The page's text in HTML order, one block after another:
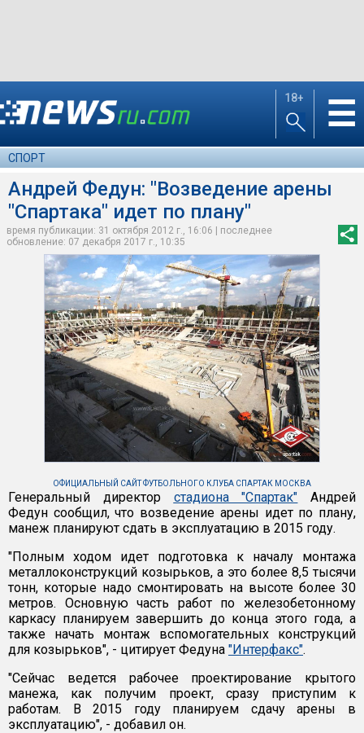
18+ ☰
СПОРТ
Андрей Федун: "Возведение арены
"Спартака" идет по плану"
время публикации: 31 октября 2012 г., 16:06 | последнее
обновление: 07 декабря 2017 г., 10:35
ОФИЦИАЛЬНЫЙ САЙТ ФУТБОЛЬНОГО КЛУБА СПАРТАК МОСКВА
Генеральный директор стадиона "Спартак" Андрей
Федун сообщил, что возведение арены идет по плану,
манеж планируют сдать в эксплуатацию в 2015 году.
"Полным ходом идет подготовка к началу монтажа
металлоконструкций козырьков, а это более 8,5 тысячи
тонн, которые надо смонтировать на высоте более 30
метров. Основную часть работ по железобетонному
каркасу планируем завершить до конца этого года, а
также начать монтаж вспомогательных конструкций
для козырьков", - цитирует Федуна "Интерфакс".
"Сейчас ведется рабочее проектирование крытого
манежа, как получим проект, сразу приступим к
работам. В 2015 году планируем сдачу арены в
эксплуатацию", - добавил он.